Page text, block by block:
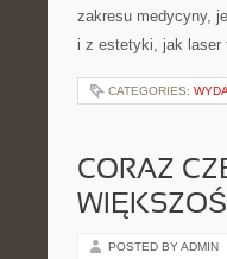
zakresu medycyny,
i z estetyki, jak
CATEGORIES:
CORAZ
POSTED BY ADMIN